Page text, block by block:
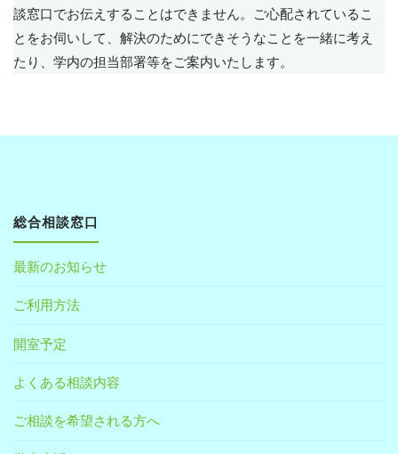
談窓口でお伝えすることはできません。ご心配されているこ
とをお伺いして、解決のためにできそうなことを一緒に考え
たり、学内の担当部署等をご案内いたします。
総合相談窓口
最新のお知らせ
ご利用方法
開室予定
よくある相談内容
ご相談を希望される方へ